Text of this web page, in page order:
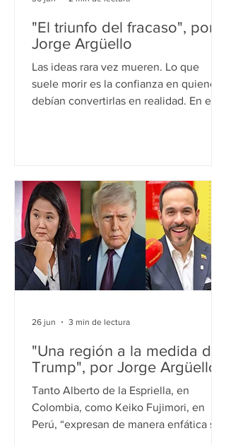
"El triunfo del fracaso", por
Jorge Argüello
Las ideas rara vez mueren. Lo que
suele morir es la confianza en quienes
debían convertirlas en realidad. En el
los resultados de la salida de la Unión
Europea. Todo hacía prever que ese
desgaste terminaría erosionando
políticamente a sus principales
impulsores. Las elecciones locales
demostraron exactamente lo contrario.
Nigel
"Una región a la medida de
Trump", por Jorge Argüello
Tanto Alberto de la Espriella, en
Colombia, como Keiko Fujimori, en
Perú, “expresan de manera enfática su
26 jun 3 min de lectura